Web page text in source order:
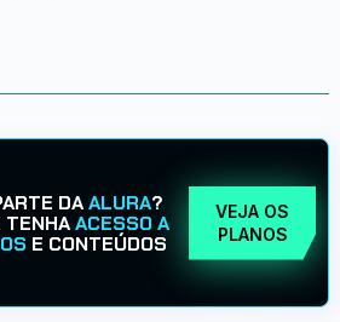
DAALURA?
TENHAACESSO A
E CONTEÚDOS
VEJA OS
PLANOS